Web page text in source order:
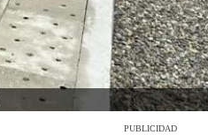
PUBLICIDAD